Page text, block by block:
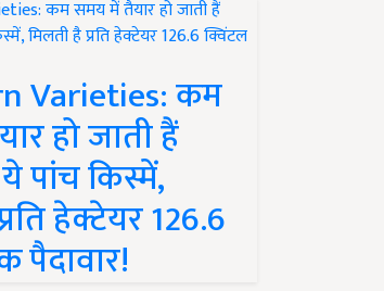
Varieties: कम
हो जाती हैं
पांच किस्में,
हेक्टेयर 126.6
पैदावार!